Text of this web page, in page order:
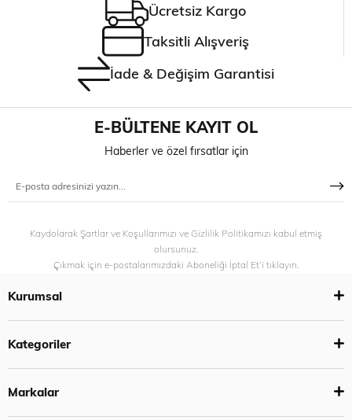
Ücretsiz Kargo
Taksitli Alışveriş
İade & Değişim Garantisi
E-BÜLTENE KAYIT OL
Haberler ve özel fırsatlar için
Kaydolarak Şartlar ve Koşullarımızı ve Gizlilik Politikamızı kabul etmiş
olursunuz.
Çıkmak için e-postalarımızdaki Aboneliği İptal Et’i tıklayın.
Kurumsal
Kategoriler
Markalar